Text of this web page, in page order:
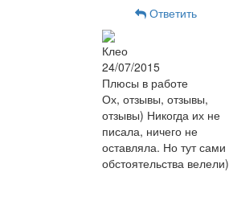
Ответить
Клео
24/07/2015
Плюсы в работе
Ох, отзывы, отзывы,
отзывы) Никогда их не
писала, ничего не
оставляла. Но тут сами
обстоятельства велели)